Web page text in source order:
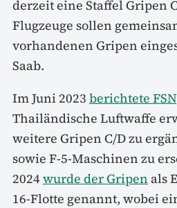
derzeit eine Staffel Gripen
Flugzeuge sollen
vorhandenen Gripen
Saab.
Im Juni 2023 berichtete FSN
Thailändische Luftwaffe
weitere Gripen C/D zu
sowie F-5-Maschinen zu
2024wurde der Gripen als
16-Flotte genannt, wobei